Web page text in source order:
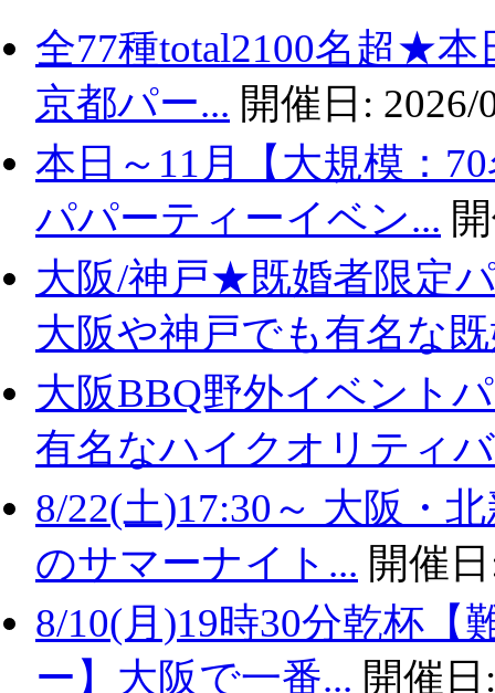
全77種total2100名超★本
京都パー... 開催日: 2026/
本日～11月【大規模：
パパーティーイベン...
大阪/神戸★既婚者限定
大阪や神戸でも有名な
大阪BBQ野外イベント
有名なハイクオリティ
8/22(土)17:30～ 大阪・
のサマーナイト... 開催
8/10(月)19時30分乾杯【
ー】大阪で一番... 開催